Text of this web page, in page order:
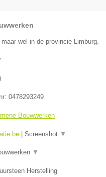
wel in de provincie Limburg.
0478293249
Bouwwerken
Screenshot ▼
▼
Herstelling